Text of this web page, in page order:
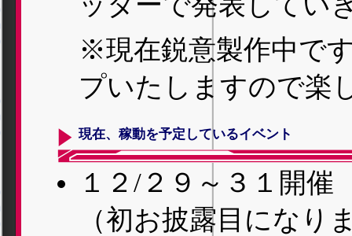
※現在鋭意製作中で
プいたしますので楽
現在、稼動を予定しているイベント
１２/２９～３１開
（初お披露目になり